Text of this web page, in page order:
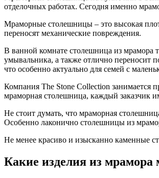
отделочных работах. Сегодня именно
Мраморные столешницы – это высокая
переносят механические повреждения.
В ванной комнате столешница из мрамора
умывальника, а также отлично переносит
что особенно актуально для семей с
Компания The Stone Collection занимается
мраморная столешница, каждый заказчик
Не стоит думать, что мраморная
Особенно лаконично столешницы из
Не менее красиво и изысканно каменные
Какие изделия из